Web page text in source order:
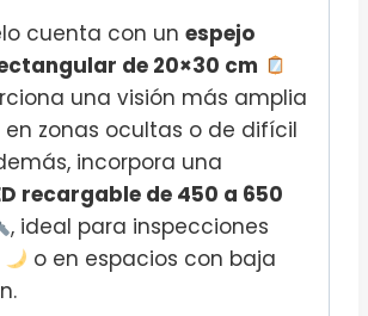
cuenta con un espejo
de 20×30 cm
una visión más amplia
zonas ocultas o de difícil
incorpora una
recargable de 450 a 650
, ideal para inspecciones
o en espacios con baja